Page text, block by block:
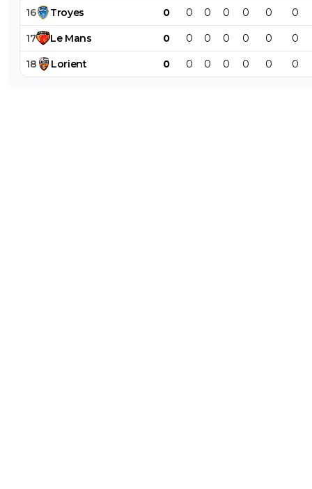
16 Troyes 0 0 0 0 0 0 0
17 Le Mans 0 0 0 0 0 0 0
18 Lorient 0 0 0 0 0 0 0